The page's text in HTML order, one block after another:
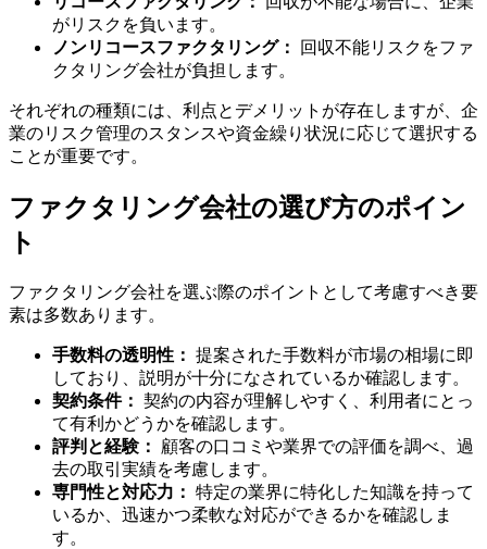
がリスクを負います。
ノンリコースファクタリング：
回収不能リスクをファ
クタリング会社が負担します。
それぞれの種類には、利点とデメリットが存在しますが、企
業のリスク管理のスタンスや資金繰り状況に応じて選択する
ことが重要です。
ファクタリング会社の選び方のポイン
ト
ファクタリング会社を選ぶ際のポイントとして考慮すべき要
素は多数あります。
手数料の透明性： 提案された手数料が市場の相場に即
しており、説明が十分になされているか確認します。
契約条件： 契約の内容が理解しやすく、利用者にとっ
て有利かどうかを確認します。
評判と経験：
顧客の口コミや業界での評価を調べ、過
去の取引実績を考慮します。
専門性と対応力： 特定の業界に特化した知識を持って
いるか、迅速かつ柔軟な対応ができるかを確認しま
す。